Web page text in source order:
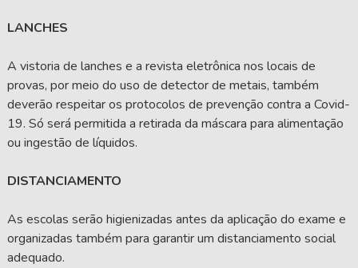
LANCHES
A vistoria de lanches e a revista eletrônica nos locais de
provas, por meio do uso de detector de metais, também
deverão respeitar os protocolos de prevenção contra a Covid-
19. Só será permitida a retirada da máscara para alimentação
ou ingestão de líquidos.
DISTANCIAMENTO
As escolas serão higienizadas antes da aplicação do exame e
organizadas também para garantir um distanciamento social
adequado.